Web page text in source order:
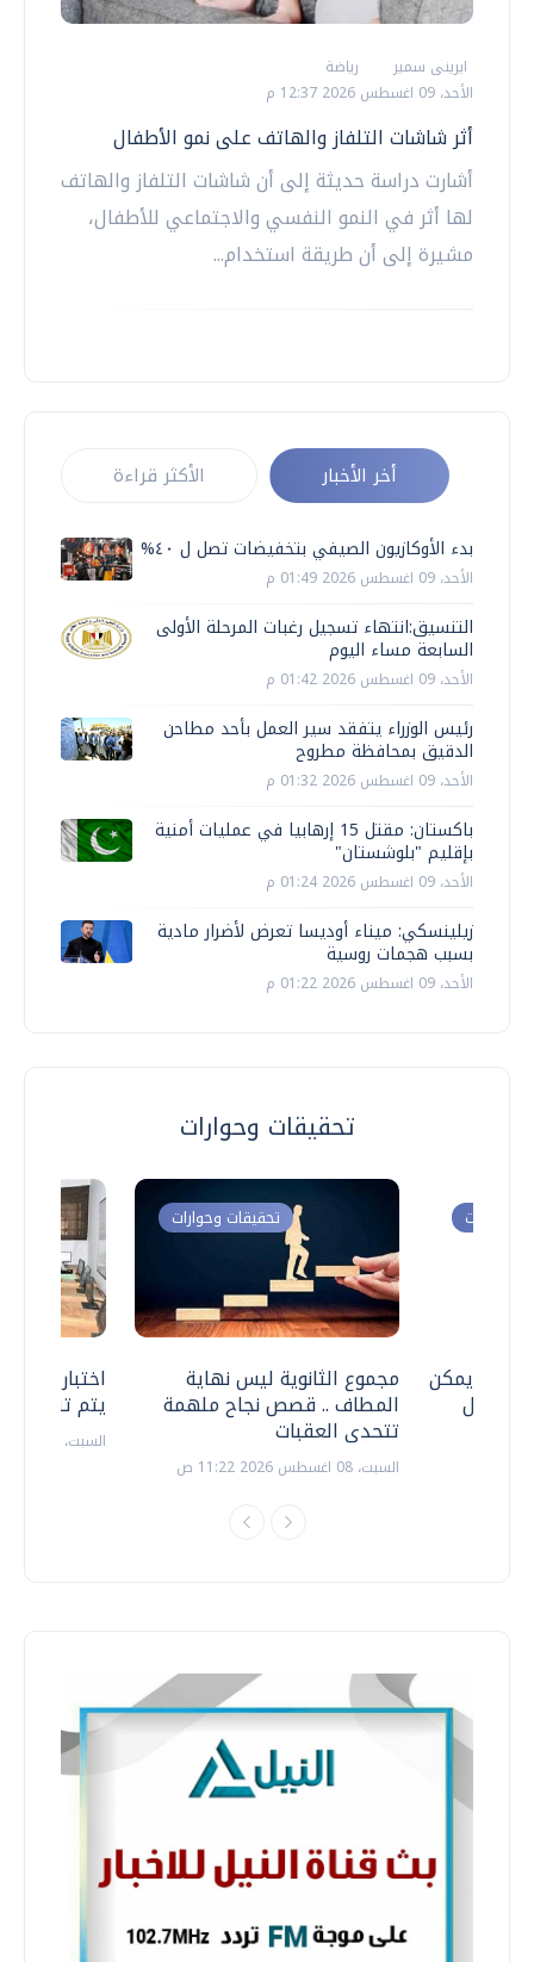
ايرينى سمير
رياضة
الأحد، 09 اغسطس 2026 12:37 م
أثر شاشات التلفاز والهاتف على نمو الأطفال
أشارت دراسة حديثة إلى أن شاشات التلفاز والهاتف
لها أثر في النمو النفسي والاجتماعي للأطفال،
مشيرة إلى أن طريقة استخدام...
أخر الأخبار الأكثر قراءة
بدء الأوكازيون الصيفي بتخفيضات تصل ل ٤٠%
الأحد، 09 اغسطس 2026 01:49 م
التنسيق:انتهاء تسجيل رغبات المرحلة الأولى
السابعة مساء اليوم
الأحد، 09 اغسطس 2026 01:42 م
رئيس الوزراء يتفقد سير العمل بأحد مطاحن
الدقيق بمحافظة مطروح
الأحد، 09 اغسطس 2026 01:32 م
باكستان: مقتل 15 إرهابيا في عمليات أمنية
بإقليم "بلوشستان"
الأحد، 09 اغسطس 2026 01:24 م
زيلينسكي: ميناء أوديسا تعرض لأضرار مادية
بسبب هجمات روسية
الأحد، 09 اغسطس 2026 01:22 م
تحقيقات وحوارات
اختبارات
يتم
السبت، 18 يوليو 2026 09:22 ص
تحقيقات وحوارات
مجموع الثانوية ليس نهاية
المطاف .. قصص نجاح ملهمة
تتحدى العقبات
السبت، 08 اغسطس 2026 11:22 ص
وحوارات
.. هل يمكن
نتعامل